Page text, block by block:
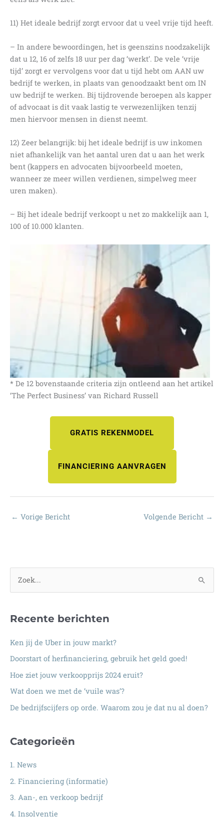
11) Het ideale bedrijf zorgt ervoor dat u veel vrije tijd heeft.
– In andere bewoordingen, het is geenszins noodzakelijk
dat u 12, 16 of zelfs 18 uur per dag ‘werkt’. De vele ‘vrije
tijd’ zorgt er vervolgens voor dat u tijd hebt om AAN uw
bedrijf te werken, in plaats van genoodzaakt bent om IN
uw bedrijf te werken. Bij tijdrovende beroepen als kapper
of advocaat is dit vaak lastig te verwezenlijken tenzij
men hiervoor mensen in dienst neemt.
12) Zeer belangrijk: bij het ideale bedrijf is uw inkomen
niet afhankelijk van het aantal uren dat u aan het werk
bent (kappers en advocaten bijvoorbeeld moeten,
wanneer ze meer willen verdienen, simpelweg meer
uren maken).
– Bij het ideale bedrijf verkoopt u net zo makkelijk aan 1,
100 of 10.000 klanten.
* De 12 bovenstaande criteria zijn ontleend aan het artikel
‘The Perfect Business’ van Richard Russell
GRATIS REKENMODEL
FINANCIERING AANVRAGEN
← Vorige Bericht Volgende Bericht →
k
a
a
r
:
Recente berichten
Ken jij de Uber in jouw markt?
Doorstart of herfinanciering, gebruik het geld goed!
Hoe ziet jouw verkoopprijs 2024 eruit?
Wat doen we met de ‘vuile was’?
De bedrijfscijfers op orde. Waarom zou je dat nu al doen?
Categorieën
1. News
2. Financiering (informatie)
3. Aan-, en verkoop bedrijf
4. Insolventie